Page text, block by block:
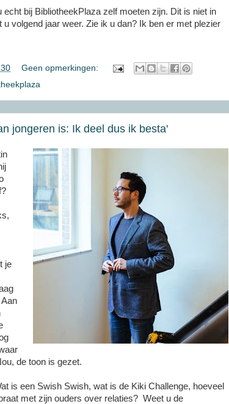
bij BibliotheekPlaza zelf moeten zijn. Dit is niet in
volgend jaar weer. Zie ik u dan? Ik ben er met plezier
Geen opmerkingen:
jongeren is: Ik deel dus ik besta'
je
de toon is gezet.
is een Swish Swish, wat is de Kiki Challenge, hoeveel
met zijn ouders over relaties? Weet u de